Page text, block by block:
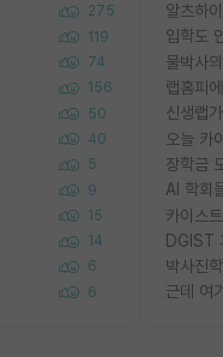
275
119
74
156
50
40
5
9
15
14
6
6
알츠하
입학도
물박사
랩홈피
신생랩
오늘 카
장학금
AI 학회
카이스
DGIST
근데 여